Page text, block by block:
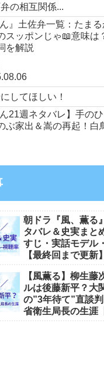
の相互関係...
ん』土佐弁一覧：たま
スッポンじゃ📖意味は
を解説
してほしい！
ん21週ネタバレ】手の
ぶ家出＆嵩の再起！白
朝ドラ『風、薫る
タバレ＆史実まと
すじ・実話モデル
【最終回まで更新】
【風薫る】柳生藤
ルは後藤新平？大
の”3年待て”直談
省衛生局長の生涯